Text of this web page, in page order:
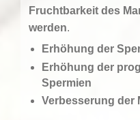
Fruchtbarkeit des
werden.
Erhöhung der
Erhöhung der
Spermien
Verbesserung der